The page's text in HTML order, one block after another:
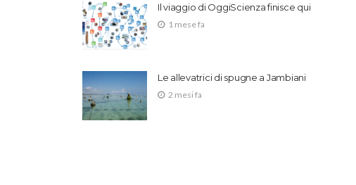
Il viaggio di OggiScienza finisce qui
1 mese fa
Le allevatrici di spugne a Jambiani
2 mesi fa